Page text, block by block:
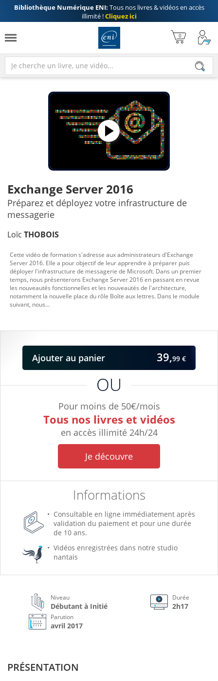
Bibliothèque Numérique ENI: Tous nos livres & vidéos en accès
illimité !Cliquez ici
Exchange Server 2016
Préparez et déployez votre infrastructure de
messagerie
Loïc THOBOIS
OU
Pour moins de 50€/mois
Tous nos livres et vidéos
en accès illimité 24h/24
Je découvre
Informations
Consultable en ligne immédiatement après
validation du paiement et pour une durée
de 10 ans.
Vidéos enregistrées dans notre studio
nantais
Ajouter au panier 39,99 €
Cette vidéo de formation s'adresse aux administrateurs d'Exchange
Server 2016. Elle a pour objectif de leur apprendre à préparer puis
déployer l'infrastructure de messagerie de Microsoft. Dans un premier
temps, nous présenterons Exchange Server 2016 en passant en revue
les nouveautés fonctionnelles et les nouveautés de l'architecture,
notamment la nouvelle place du rôle Boîte aux lettres. Dans le module
suivant, nous...
Niveau
Débutant à Initié
Durée
2h17
Parution
avril 2017
PRÉSENTATION